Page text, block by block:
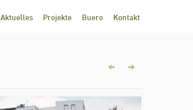
Aktuelles Projekte Buero Kontakt